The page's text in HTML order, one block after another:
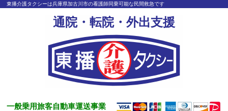
東播介護タクシーは兵庫県加古川市の看護師同乗可能な民間救急です
通院・転院・外出支援
一般乗用旅客自動車運送事業